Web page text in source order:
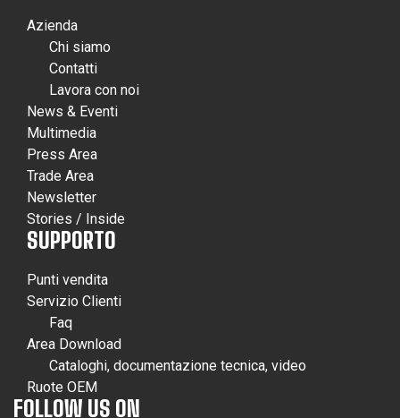
Azienda
Chi siamo
Contatti
Lavora con noi
News & Eventi
Multimedia
Press Area
Trade Area
Newsletter
Stories / Inside
SUPPORTO
Punti vendita
Servizio Clienti
Faq
Area Download
Cataloghi, documentazione tecnica, video
Ruote OEM
FOLLOW US ON